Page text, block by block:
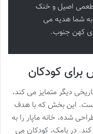
طعمی اصیل و خنک
به شما هدیه می
کهن جنوب.
برای کودکان
دیگر متمایز می کند،
این بخش که با هدف
شده، خانه ماپار را به
در بامک، کودکان می